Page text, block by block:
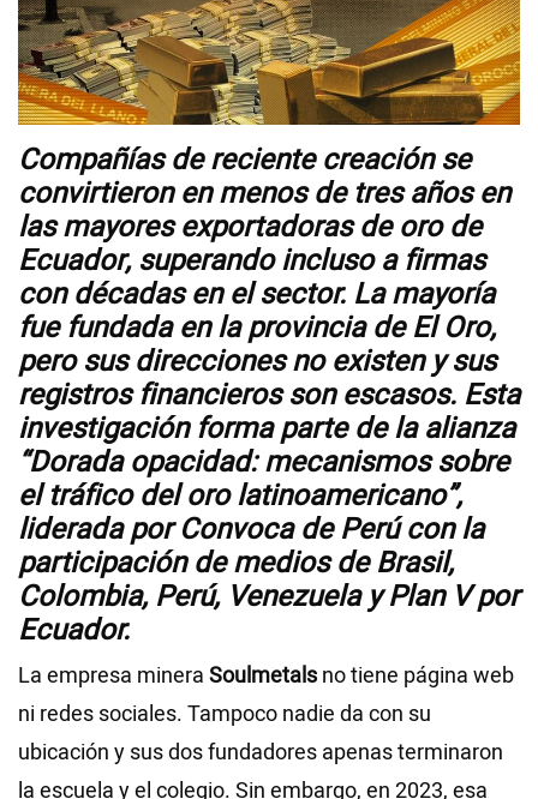
Videos
NEWSLETTERS
Compañías de reciente creación se
convirtieron en menos de tres años en
las mayores exportadoras de oro de
Ecuador, superando incluso a firmas
con décadas en el sector. La mayoría
fue fundada en la provincia de El Oro,
pero sus direcciones no existen y sus
registros financieros son escasos. Esta
investigación forma parte de la alianza
“Dorada opacidad: mecanismos sobre
el tráfico del oro latinoamericano”,
liderada por Convoca de Perú con la
participación de medios de Brasil,
Colombia, Perú, Venezuela y Plan V por
Ecuador.
La empresa minera Soulmetals no tiene página web
ni redes sociales. Tampoco nadie da con su
ubicación y sus dos fundadores apenas terminaron
la escuela y el colegio. Sin embargo, en 2023, esa